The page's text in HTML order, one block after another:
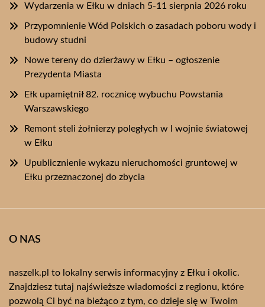
Wydarzenia w Ełku w dniach 5-11 sierpnia 2026 roku
Przypomnienie Wód Polskich o zasadach poboru wody i
budowy studni
Nowe tereny do dzierżawy w Ełku – ogłoszenie
Prezydenta Miasta
Ełk upamiętnił 82. rocznicę wybuchu Powstania
Warszawskiego
Remont steli żołnierzy poległych w I wojnie światowej
w Ełku
Upublicznienie wykazu nieruchomości gruntowej w
Ełku przeznaczonej do zbycia
O NAS
naszelk.pl to lokalny serwis informacyjny z Ełku i okolic.
Znajdziesz tutaj najświeższe wiadomości z regionu, które
pozwolą Ci być na bieżąco z tym, co dzieje się w Twoim